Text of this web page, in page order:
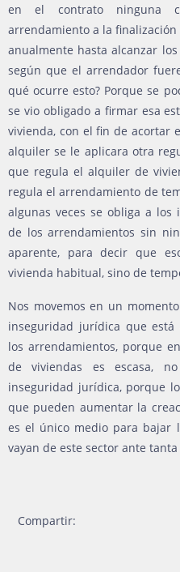
en el contrato ninguna
arrendamiento a la
anualmente hasta alcanzar
según que el arrendador
qué ocurre esto? Porque se
se vio obligado a firmar esa
vivienda, con el fin de acortar
alquiler se le aplicara otra
que regula el alquiler de
regula el arrendamiento de
algunas veces se obliga a
de los arrendamientos sin
aparente, para decir que
vivienda habitual, sino de
Nos movemos en un
inseguridad jurídica que está
los arrendamientos, porque
de viviendas es escasa,
inseguridad jurídica, porque
que pueden aumentar la
es el único medio para bajar
vayan de este sector ante
Compartir: